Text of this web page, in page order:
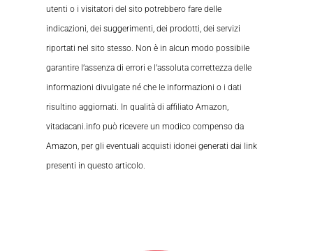
utenti o i visitatori del sito potrebbero fare delle
indicazioni, dei suggerimenti, dei prodotti, dei servizi
riportati nel sito stesso. Non è in alcun modo possibile
garantire l’assenza di errori e l’assoluta correttezza delle
informazioni divulgate né che le informazioni o i dati
risultino aggiornati. In qualità di affiliato Amazon,
vitadacani.info può ricevere un modico compenso da
Amazon, per gli eventuali acquisti idonei generati dai link
presenti in questo articolo.